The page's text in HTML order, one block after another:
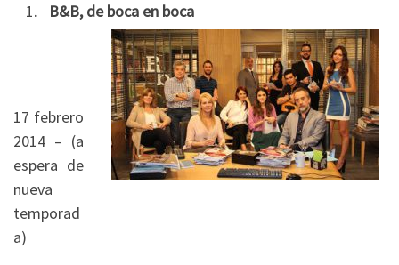
B&B, de boca en boca
17 febrero
2014 – (a
espera de
nueva
temporad
a)